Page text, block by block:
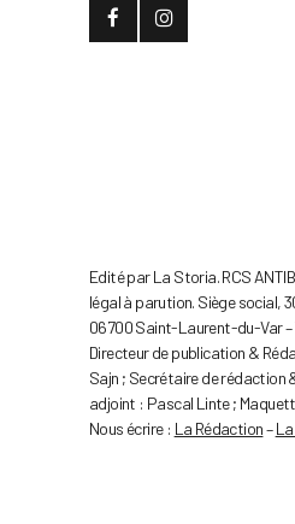
Edité par La Storia. RCS
légal à parution. Siège social,
06700 Saint-Laurent-du-Var –
Directeur de publication &
Sajn ; Secrétaire de rédaction
adjoint : Pascal Linte ;
Nous écrire : La Rédaction–